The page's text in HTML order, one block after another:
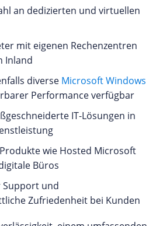
an dedizierten und virtuellen
mit eigenen Rechenzentren
Inland
diverse Microsoft Windows
Performance verfügbar
IT-Lösungen in
wie Hosted Microsoft
Büros
Support und
Zufriedenheit bei Kunden